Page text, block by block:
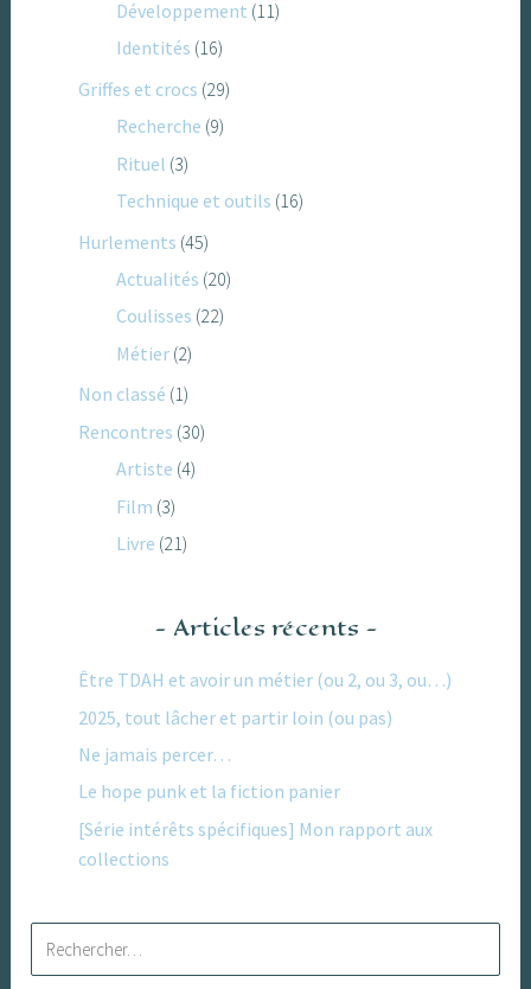
Développement (11)
Identités (16)
Griffes et crocs (29)
Recherche (9)
Rituel (3)
Technique et outils (16)
Hurlements (45)
Actualités (20)
Coulisses (22)
Métier (2)
Non classé (1)
Rencontres (30)
Artiste (4)
Film (3)
Livre (21)
Articles récents
Être TDAH et avoir un métier (ou 2, ou 3, ou…)
2025, tout lâcher et partir loin (ou pas)
Ne jamais percer…
Le hope punk et la fiction panier
[Série intérêts spécifiques] Mon rapport aux
collections